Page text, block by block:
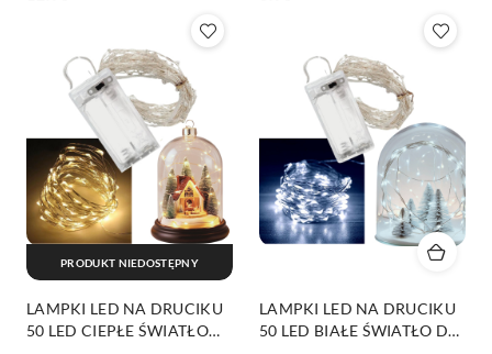
Cena: Cena:
LAMPKI LED NA DRUCIKU
50 LED CIEPŁE ŚWIATŁO
PRODUKT NIEDOSTĘPNY
LAMPKI LED NA DRUCIKU
50 LED BIAŁE ŚWIATŁO DO